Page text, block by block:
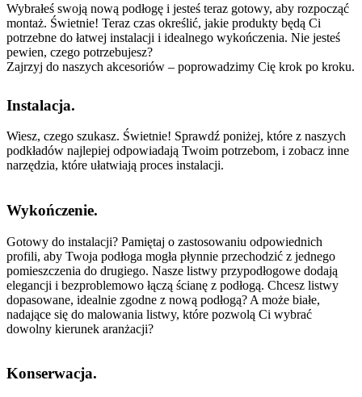
Wybrałeś swoją nową podłogę i jesteś teraz gotowy, aby rozpocząć
montaż. Świetnie! Teraz czas określić, jakie produkty będą Ci
potrzebne do łatwej instalacji i idealnego wykończenia. Nie jesteś
pewien, czego potrzebujesz?
Zajrzyj do naszych akcesoriów – poprowadzimy Cię krok po kroku.
Instalacja.
Wiesz, czego szukasz. Świetnie! Sprawdź poniżej, które z naszych
podkładów najlepiej odpowiadają Twoim potrzebom, i zobacz inne
narzędzia, które ułatwiają proces instalacji.
Wykończenie.
Gotowy do instalacji? Pamiętaj o zastosowaniu odpowiednich
profili, aby Twoja podłoga mogła płynnie przechodzić z jednego
pomieszczenia do drugiego. Nasze listwy przypodłogowe dodają
elegancji i bezproblemowo łączą ścianę z podłogą. Chcesz listwy
dopasowane, idealnie zgodne z nową podłogą? A może białe,
nadające się do malowania listwy, które pozwolą Ci wybrać
dowolny kierunek aranżacji?
Konserwacja.